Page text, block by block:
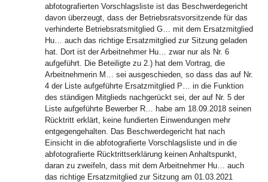
abfotografierten Vorschlagsliste ist das Beschwerdegericht
davon überzeugt, dass der Betriebsratsvorsitzende für das
verhinderte Betriebsratsmitglied G… mit dem Ersatzmitglied
Hu… auch das richtige Ersatzmitglied zur Sitzung geladen
hat. Dort ist der Arbeitnehmer Hu… zwar nur als Nr. 6
aufgeführt. Die Beteiligte zu 2.) hat dem Vortrag, die
Arbeitnehmerin M… sei ausgeschieden, so dass das auf Nr.
4 der Liste aufgeführte Ersatzmitglied P… in die Funktion
des ständigen Mitglieds nachgerückt sei, der auf Nr. 5 der
Liste aufgeführte Bewerber R… habe am 18.09.2018 seinen
Rücktritt erklärt, keine fundierten Einwendungen mehr
entgegengehalten. Das Beschwerdegericht hat nach
Einsicht in die abfotografierte Vorschlagsliste und in die
abfotografierte Rücktrittserklärung keinen Anhaltspunkt,
daran zu zweifeln, dass mit dem Arbeitnehmer Hu… auch
das richtige Ersatzmitglied zur Sitzung am 01.03.2021